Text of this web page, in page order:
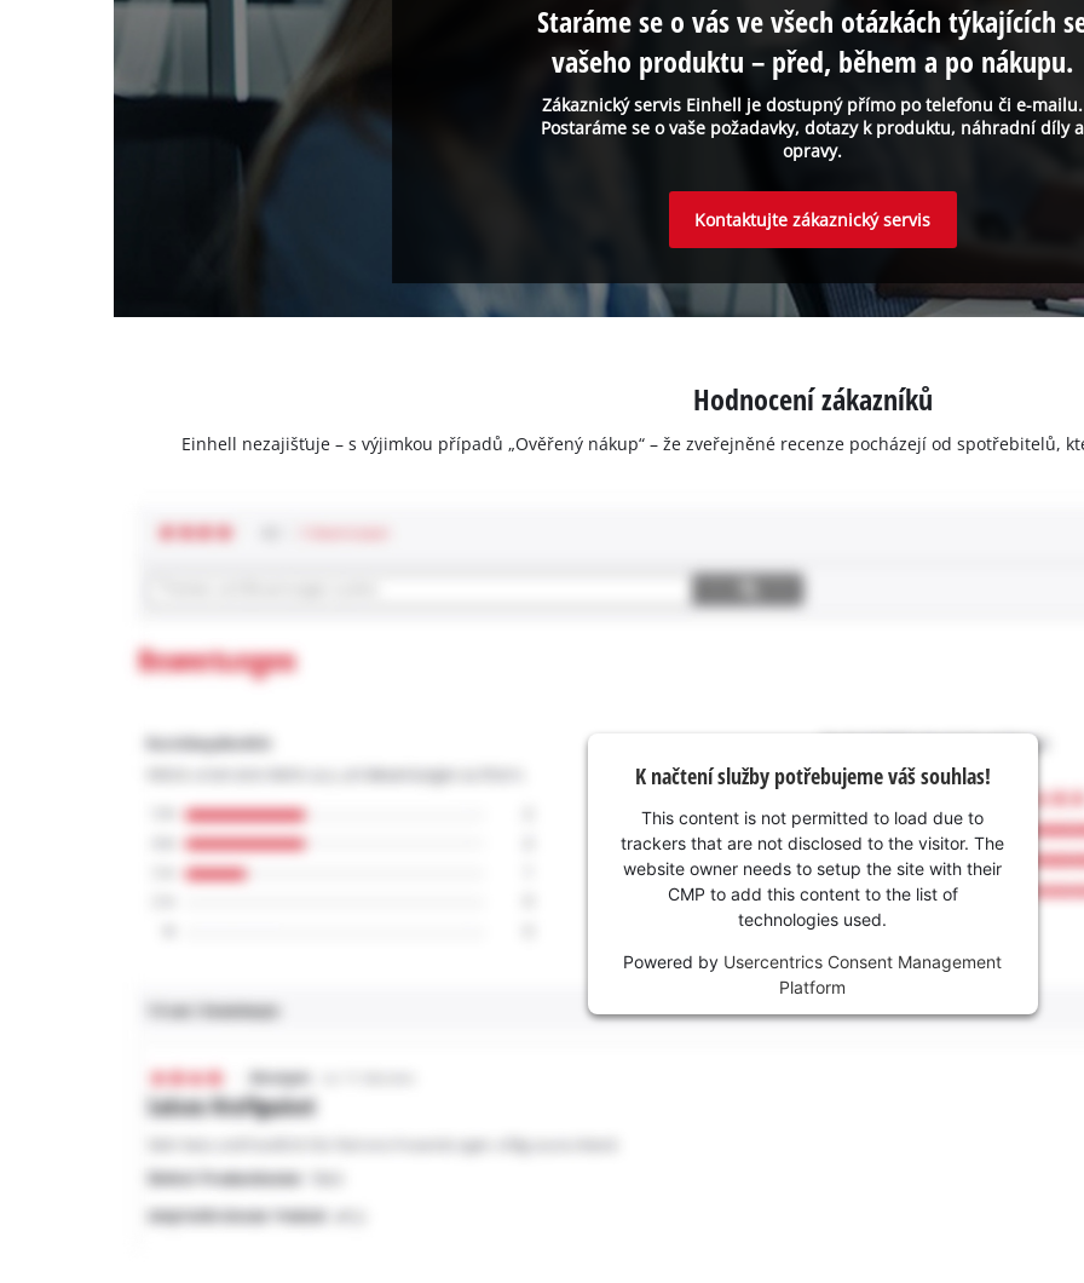
Zákaznický servis Einhell je dostupný přímo po telefonu či e-mailu.
Postaráme se o vaše požadavky, dotazy k produktu, náhradní díly a
opravy.
Staráme se o vás ve všech otázkách týkajících
vašeho produktu – před, během a po nákupu.
Kontaktujte zákaznický servis
Hodnocení zákazníků
Einhell nezajišťuje – s výjimkou případů „Ověřený nákup“ – že zveřejněné recenze pocházejí od spotřebitelů,
K načtení služby potřebujeme váš souhlas!
This content is not permitted to load due to
trackers that are not disclosed to the visitor. The
website owner needs to setup the site with their
CMP to add this content to the list of
technologies used.
Powered by Usercentrics Consent Management
Platform